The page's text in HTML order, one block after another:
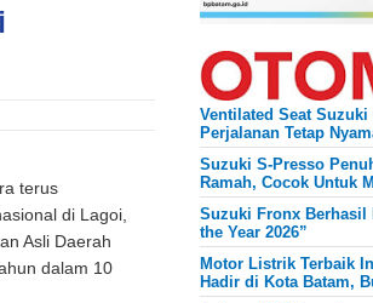
terus
di Lagoi,
Asli Daerah
dalam 10
Ventilated Seat
Perjalanan Tetap
Suzuki S-Presso
Ramah, Cocok Untuk
Suzuki Fronx Berhasil
the Year 2026”
Motor Listrik Terbaik
Hadir di Kota Batam,